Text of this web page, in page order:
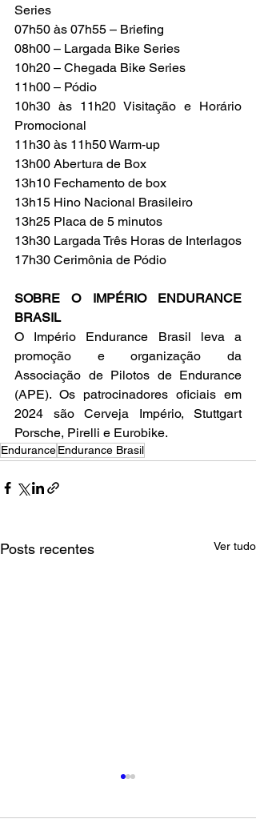
Series
07h50 às 07h55 – Briefing
08h00 – Largada Bike Series
10h20 – Chegada Bike Series
11h00 – Pódio
10h30 às 11h20 Visitação e Horário
Promocional
11h30 às 11h50 Warm-up
13h00 Abertura de Box
13h10 Fechamento de box
13h15 Hino Nacional Brasileiro
13h25 Placa de 5 minutos
13h30 Largada Três Horas de Interlagos
17h30 Cerimônia de Pódio
SOBRE O IMPÉRIO ENDURANCE
BRASIL
O Império Endurance Brasil leva a
promoção e organização da
Associação de Pilotos de Endurance
(APE). Os patrocinadores oficiais em
2024 são Cerveja Império, Stuttgart
Porsche, Pirelli e Eurobike.
EnduranceEndurance Brasil
Posts recentes Ver tudo